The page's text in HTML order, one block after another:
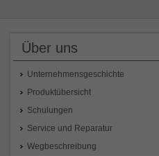
Über uns
Unternehmensgeschichte
Produktübersicht
Schulungen
Service und Reparatur
Wegbeschreibung